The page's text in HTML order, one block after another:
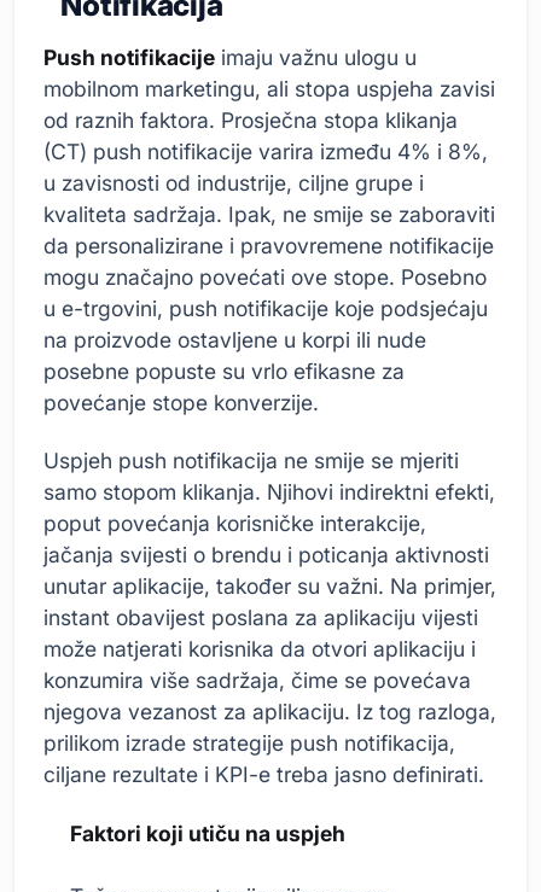
Push notifikacije imaju važnu ulogu u
mobilnom marketingu, ali stopa uspjeha zavisi
od raznih faktora. Prosječna stopa klikanja
(CT) push notifikacije varira između 4% i 8%,
u zavisnosti od industrije, ciljne grupe i
kvaliteta sadržaja. Ipak, ne smije se zaboraviti
da personalizirane i pravovremene notifikacije
mogu značajno povećati ove stope. Posebno
u e-trgovini, push notifikacije koje podsjećaju
na proizvode ostavljene u korpi ili nude
posebne popuste su vrlo efikasne za
povećanje stope konverzije.
Uspjeh push notifikacija ne smije se mjeriti
samo stopom klikanja. Njihovi indirektni efekti,
poput povećanja korisničke interakcije,
jačanja svijesti o brendu i poticanja aktivnosti
unutar aplikacije, također su važni. Na primjer,
instant obavijest poslana za aplikaciju vijesti
može natjerati korisnika da otvori aplikaciju i
konzumira više sadržaja, čime se povećava
njegova vezanost za aplikaciju. Iz tog razloga,
prilikom izrade strategije push notifikacija,
ciljane rezultate i KPI-e treba jasno definirati.
Faktori koji utiču na uspjeh